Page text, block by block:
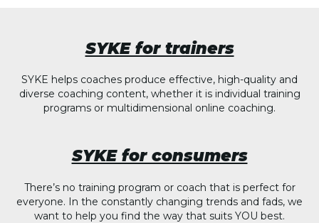
SYKE for trainers
SYKE helps coaches produce effective, high-quality and
diverse coaching content, whether it is individual training
programs or multidimensional online coaching.
SYKE for consumers
There’s no training program or coach that is perfect for
everyone. In the constantly changing trends and fads, we
want to help you find the way that suits YOU best.